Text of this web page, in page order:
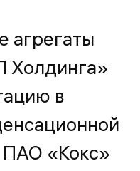
агрегаты
Холдинга»
в
ПАО «Кокс»